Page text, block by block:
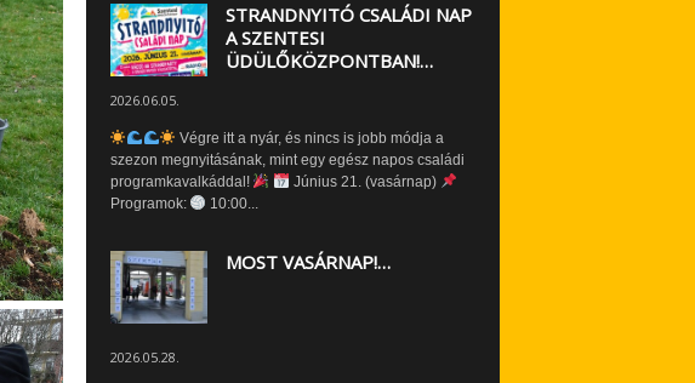
STRANDNYITÓ CSALÁDI NAP
A SZENTESI
ÜDÜLŐKÖZPONTBAN!…
2026.06.05.
Végre itt a nyár, és nincs is jobb módja a
szezon megnyitásának, mint egy egész napos családi
programkavalkáddal!
Június 21. (vasárnap)
Programok:
10:00...
MOST VASÁRNAP!…
2026.05.28.